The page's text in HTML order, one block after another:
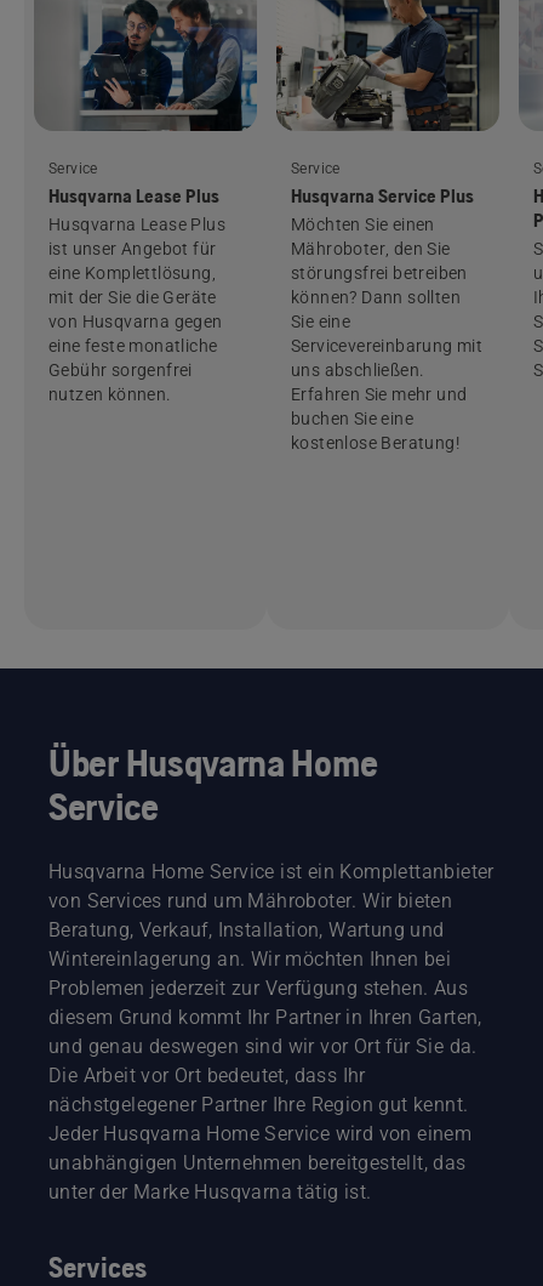
Service
Husqvarna Lease Plus
Husqvarna Lease Plus
ist unser Angebot für
eine Komplettlösung,
mit der Sie die Geräte
von Husqvarna gegen
eine feste monatliche
Gebühr sorgenfrei
nutzen können.
Service
Husqvarna Service Plus
Möchten Sie einen
Mähroboter, den Sie
störungsfrei betreiben
können? Dann sollten
Sie eine
Servicevereinbarung mit
uns abschließen.
Erfahren Sie mehr und
buchen Sie eine
kostenlose Beratung!
Über Husqvarna Home
Service
Husqvarna Home Service ist ein Komplettanbieter
von Services rund um Mähroboter. Wir bieten
Beratung, Verkauf, Installation, Wartung und
Wintereinlagerung an. Wir möchten Ihnen bei
Problemen jederzeit zur Verfügung stehen. Aus
diesem Grund kommt Ihr Partner in Ihren Garten,
und genau deswegen sind wir vor Ort für Sie da.
Die Arbeit vor Ort bedeutet, dass Ihr
nächstgelegener Partner Ihre Region gut kennt.
Jeder Husqvarna Home Service wird von einem
unabhängigen Unternehmen bereitgestellt, das
unter der Marke Husqvarna tätig ist.
Services